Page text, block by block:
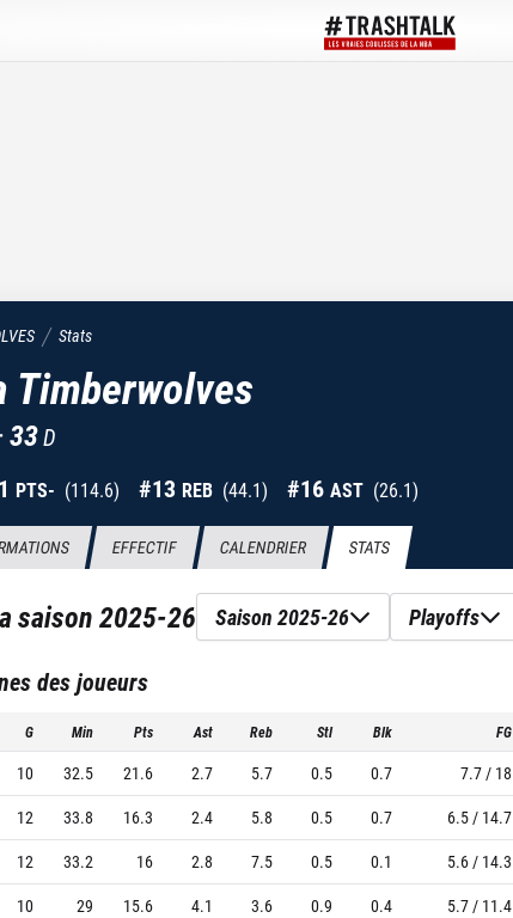
Stats
Timberwolves
·33D
PTS- (114.6) #13 REB (44.1) #16 AST (26.1)
EFFECTIF CALENDRIER STATS
saison2025-26 Saison 2025-26 Playoffs
des joueurs
G Min Pts Ast Reb Stl Blk FG
10 32.5 21.6 2.7 5.7 0.5 0.7 7.7 / 18
12 33.8 16.3 2.4 5.8 0.5 0.7 6.5 / 14.7
12 33.2 16 2.8 7.5 0.5 0.1 5.6 / 14.3
10 29 15.6 4.1 3.6 0.9 0.4 5.7 / 11.4